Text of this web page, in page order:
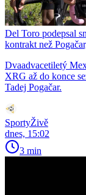
Del Toro podepsal
kontrakt než
Dvaadvacetiletý
XRG až do konce
Tadej Pogačar.
SportyŽivě
dnes, 15:02
3 min